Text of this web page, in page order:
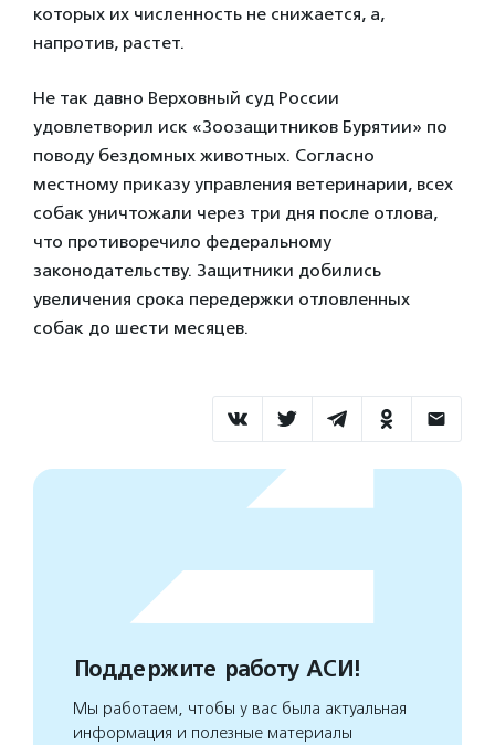
которых их численность не снижается, а,
напротив, растет.
Не так давно Верховный суд России
удовлетворил иск «Зоозащитников Бурятии» по
поводу бездомных животных. Согласно
местному приказу управления ветеринарии, всех
собак уничтожали через три дня после отлова,
что противоречило федеральному
законодательству. Защитники добились
увеличения срока передержки отловленных
собак до шести месяцев.
Поддержите работу АСИ!
Мы работаем, чтобы у вас была актуальная
информация и полезные материалы